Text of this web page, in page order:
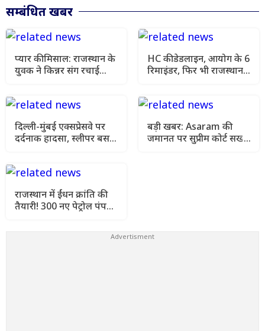
सम्बंधित खबर
प्यार की मिसाल: राजस्थान के
युवक ने किन्नर संग रचाई
HC की डेडलाइन, आयोग के 6
रिमाइंडर, फिर भी राजस्थान
दिल्ली-मुंबई एक्सप्रेसवे पर
दर्दनाक हादसा, स्लीपर बस
मौत
बड़ी खबर: Asaram की
जमानत पर सुप्रीम कोर्ट सख्त,
राजस्थान में ईंधन क्रांति की
तैयारी! 300 नए पेट्रोल पंप